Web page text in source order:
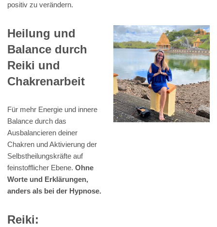
positiv zu verändern.
Heilung und
Balance durch
Reiki und
Chakrenarbeit
Für mehr Energie und innere
Balance durch das
Ausbalancieren deiner
Chakren und Aktivierung der
Selbstheilungskräfte auf
feinstofflicher Ebene. Ohne
Worte und Erklärungen,
anders als bei der Hypnose.
Reiki: